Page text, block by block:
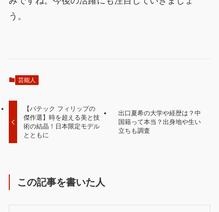
う。
芸能人
【パテック フィリップの
傑作選】時を超える美と技
術の結晶！日本限定モデル
とともに
出口夏希の大学や経歴は？中
国籍って本当？出身地や生い
立ちも調査
この記事を書いた人